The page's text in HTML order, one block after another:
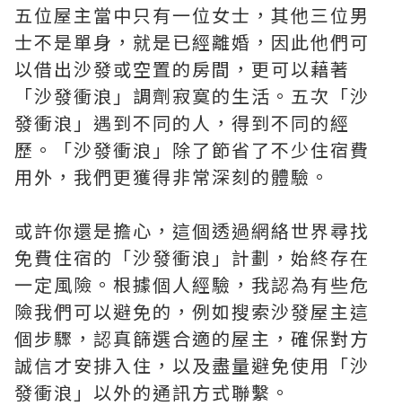
五位屋主當中只有一位女士，其他三位男
士不是單身，就是已經離婚，因此他們可
以借出沙發或空置的房間，更可以藉著
「沙發衝浪」調劑寂寞的生活。五次「沙
發衝浪」遇到不同的人，得到不同的經
歷。「沙發衝浪」除了節省了不少住宿費
用外，我們更獲得非常深刻的體驗。
或許你還是擔心，這個透過網絡世界尋找
免費住宿的「沙發衝浪」計劃，始終存在
一定風險。根據個人經驗，我認為有些危
險我們可以避免的，例如搜索沙發屋主這
個步驟，認真篩選合適的屋主，確保對方
誠信才安排入住，以及盡量避免使用「沙
發衝浪」以外的通訊方式聯繫。